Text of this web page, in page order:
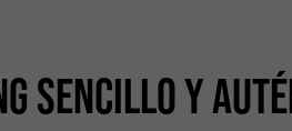
SENCILLO Y